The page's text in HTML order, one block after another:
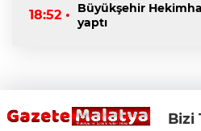
18:52 •
Büyükşehir
yaptı
Bizi